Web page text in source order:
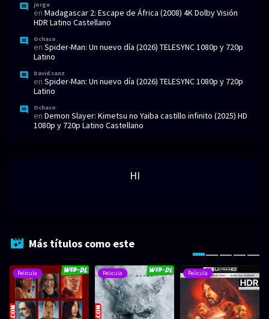
jorge
en Madagascar 2: Escape de África (2008) 4K Dolby Visión
HDR Latino Castellano
Ochaco
en Spider-Man: Un nuevo día (2026) TELESYNC 1080p y 720p
Latino
David sanz
en Spider-Man: Un nuevo día (2026) TELESYNC 1080p y 720p
Latino
Ochaco
en Demon Slayer: Kimetsu no Yaiba castillo infinito (2025) HD
1080p y 720p Latino Castellano
HI
Más títulos como este
Pelicula Pelicula Pelicula